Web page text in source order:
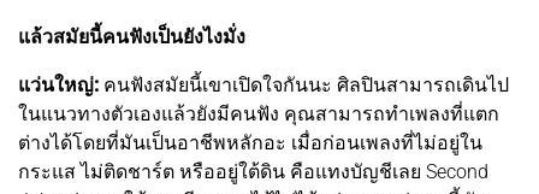
แล้วสมัยนี้คนฟังเป็นยังไงมั่ง
แว่นใหญ่: คนฟังสมัยนี้เขาเปิดใจกันนะ ศิลปินสามารถเดินไป
ในแนวทางตัวเองแล้วยังมีคนฟัง คุณสามารถทำเพลงที่แตก
ต่างได้โดยที่มันเป็นอาชีพหลักอะ เมื่อก่อนเพลงที่ไม่อยู่ใน
กระแส ไม่ติดชาร์ต หรืออยู่ใต้ดิน คือแทงบัญชีเลย Second